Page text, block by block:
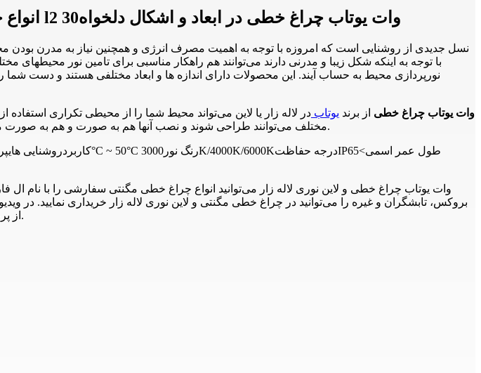
انواع چراغ های خطی ضدآب نمامشاوره خرید و سفارش لاین نوری روکار l2 30وات یوتاب چراغ خطی در ابعاد و اشکال دلخواه
نورپردازی محیط به حساب آیند. این محصولات دارای اندازه ها و ابعاد مختلفی هستند و دست شما
لاین نوری روکار l2 30وات یوتاب چراغ خطی از برند یوتاب در لاله زار یا لاین می‌تواند محیط شما را از محیطی تکراری
مختلف می‌توانند طراحی شوند و نصب آنها هم به صورت و هم به صورت مختلف در فرورفتگی های سقف و دیوار بلامانع است پس انتخاب خوبی برای نورپردازی محیط می‌باشد.
از و لاین نوری لاله زار را مشاهده می‌کنید.